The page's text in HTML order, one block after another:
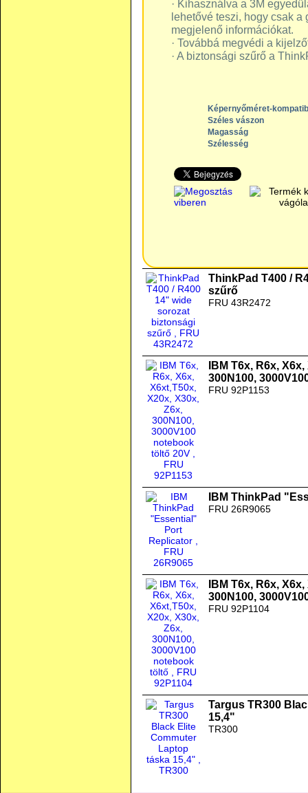
· Kihasználva a 3M
lehetővé teszi, hogy csak
megjelenő információkat.
· Továbbá megvédi a
· A biztonsági szűrő a
Képernyőméret-
Széles vászon
Magasság
Szélesség
ThinkPad T400 /
szűrő
FRU 43R2472
IBM T6x, R6x,
300N100,
FRU 92P1153
IBM ThinkPad
FRU 26R9065
IBM T6x, R6x,
300N100,
FRU 92P1104
Targus TR300
15,4"
TR300